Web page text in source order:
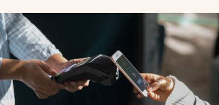
Mediakit
abre en nueva pestaña
México